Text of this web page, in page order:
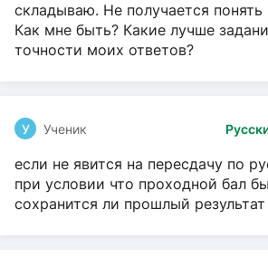
складываю. Не получается понять
Как мне быть? Какие лучше
точности моих ответов?
У Ученик
если не явится на пересдачу по
при условии что проходной бал
сохранится ли прошлый результат